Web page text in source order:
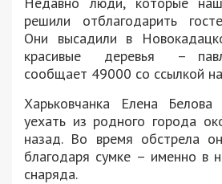
решили отблагодарить
Они высадили в
красивые деревья –
сообщает 49000 со ссылкой на
Харьковчанка Елена
уехать из родного города
назад. Во время обстрела
благодаря сумке – именно в
снаряда.